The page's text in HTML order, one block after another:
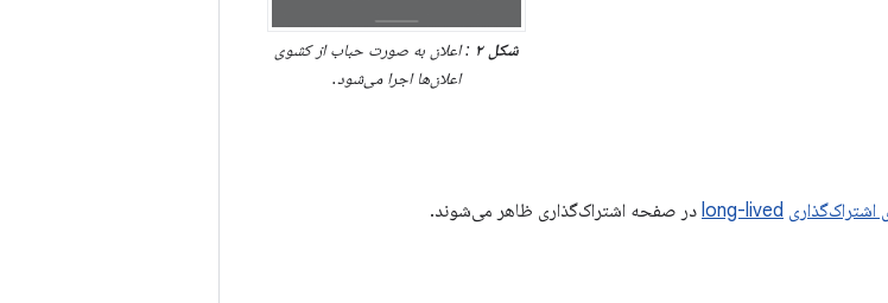
شکل ۲
: اعلان به صورت حباب از کشوی
اعلان‌ها اجرا می‌شود.
اشتراک‌گذاری long-lived در صفحه اشتراک‌گذاری ظاهر می‌شوند.